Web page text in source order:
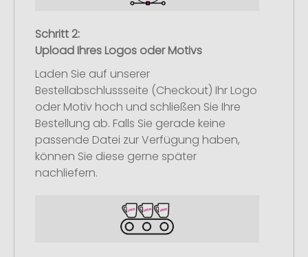
Schritt 2:
Upload Ihres Logos oder Motivs
Laden Sie auf unserer
Bestellabschlussseite (Checkout) Ihr Logo
oder Motiv hoch und schließen Sie Ihre
Bestellung ab. Falls Sie gerade keine
passende Datei zur Verfügung haben,
können Sie diese gerne später
nachliefern.